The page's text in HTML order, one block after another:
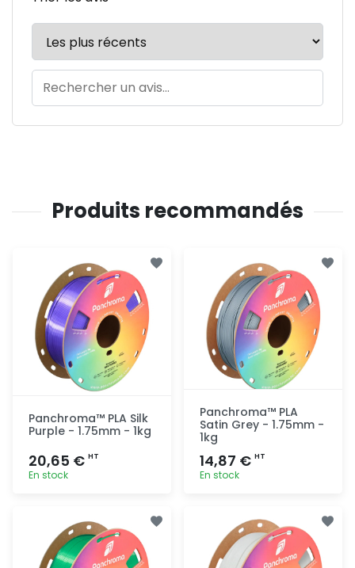
Produits recommandés
Panchroma™ PLA Silk
Purple - 1.75mm - 1kg
20,65 € HT
En stock
rapide
Panchroma™ PLA
Satin Grey - 1.75mm -
1kg
14,87 € HT
En stock
rapide